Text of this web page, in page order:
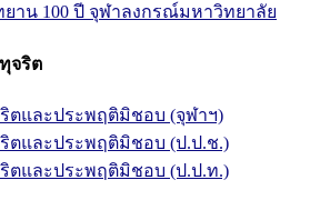
ยาน 100 ปี จุฬาลงกรณ์มหาวิทยาลัย
จริต
ริตและประพฤติมิชอบ (จุฬาฯ)
ริตและประพฤติมิชอบ (ป.ป.ช.)
ริตและประพฤติมิชอบ (ป.ป.ท.)